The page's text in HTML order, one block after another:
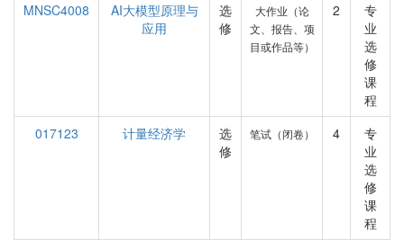
MNSC4008
AI大模型原理与
应用
选
修
大作业（论
文、报告、项
目或作品等）
2
专
业
选
修
课
程
017123
计量经济学
选
修
笔试（闭卷） 4
专
业
选
修
课
程